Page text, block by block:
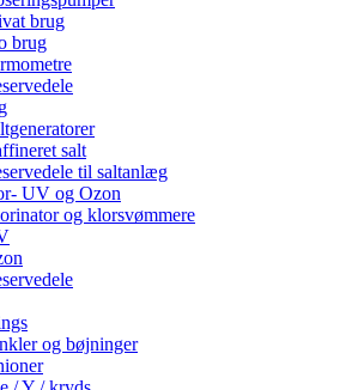
brug
brug
salt
til saltanlæg
UV og Ozon
og klorsvømmere
og bøjninger